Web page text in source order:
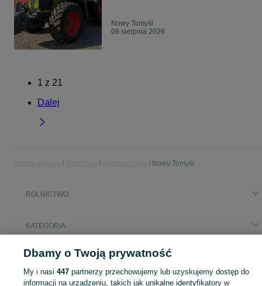
Nowy Tomyśl
08 sierpnia 2026
1 z 21
Dalej
Nowy Tomyśl
ROLNICTWO
KATEGORIA
Popularne wyszukiwania
pszczoły przyczepka pod mauzer
Dbamy o Twoją prywatność
My i nasi 447partnerzy przechowujemy lub uzyskujemy dostęp do
informacji na urządzeniu, takich jak unikalne identyfikatory w